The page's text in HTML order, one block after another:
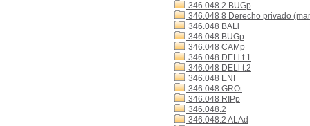
346.048 2 BUGp
346.048 8 Derecho privado
346.048 BALi
346.048 BUGp
346.048 CAMp
346.048 DELl t.1
346.048 DELl t.2
346.048 ENF
346.048 GROt
346.048 RIPp
346.048.2
346.048.2 ALAd